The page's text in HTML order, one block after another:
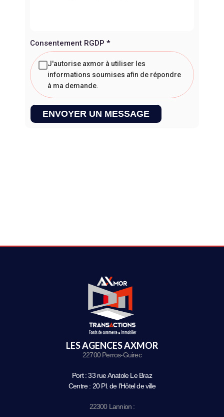
Consentement RGDP *
J'autorise axmor à utiliser les
informations soumises afin de répondre
à ma demande.
ENVOYER UN MESSAGE
LES AGENCES AXMOR
22700 Perros-Guirec
Port : 33 rue Anatole Le Braz
Centre : 20 Pl. de l’Hôtel de ville
22300 Lannion :